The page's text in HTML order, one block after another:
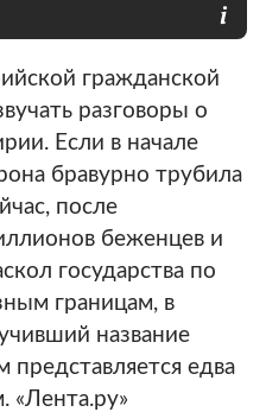
гражданской
разговоры о
Если в начале
бравурно трубила
после
беженцев и
государства по
границам, в
название
представляется едва